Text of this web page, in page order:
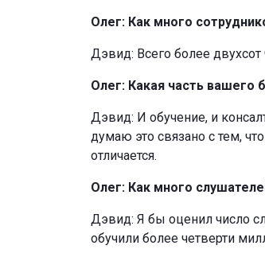
Олег: Как много
Дэвид: Всего более двухсот
Олег: Какая часть вашего
Дэвид: И обучение, и
думаю это связано с тем,
отличается.
Олег: Как много
Дэвид: Я бы оценил число
обучили более четверти